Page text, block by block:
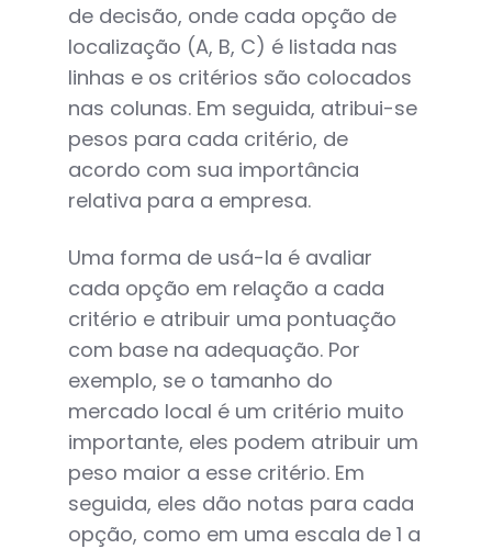
de decisão, onde cada opção de
localização (A, B, C) é listada nas
linhas e os critérios são colocados
nas colunas. Em seguida, atribui-se
pesos para cada critério, de
acordo com sua importância
relativa para a empresa.
Uma forma de usá-la é avaliar
cada opção em relação a cada
critério e atribuir uma pontuação
com base na adequação. Por
exemplo, se o tamanho do
mercado local é um critério muito
importante, eles podem atribuir um
peso maior a esse critério. Em
seguida, eles dão notas para cada
opção, como em uma escala de 1 a